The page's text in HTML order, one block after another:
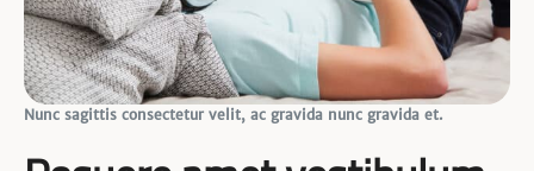
Nunc sagittis consectetur velit, ac gravida nunc gravida et.